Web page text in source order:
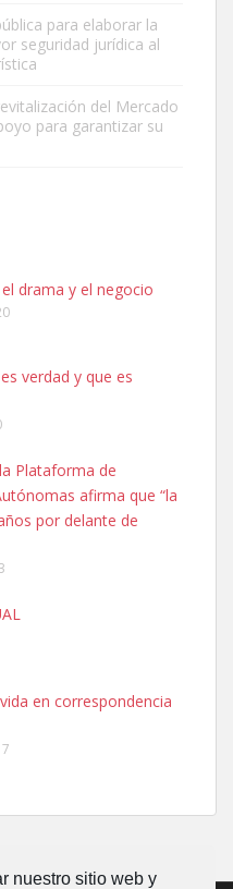
nuestro sitio web y
Y LOPEZ
PERDIDO HOY
MUY ASUSTADIZO
asustada tiene miedo a la
para elaborar la
seguridad jurídica al
del Mercado
para garantizar su
drama y el negocio
verdad y que es
Plataforma de
afirma que “la
por delante de
en correspondencia